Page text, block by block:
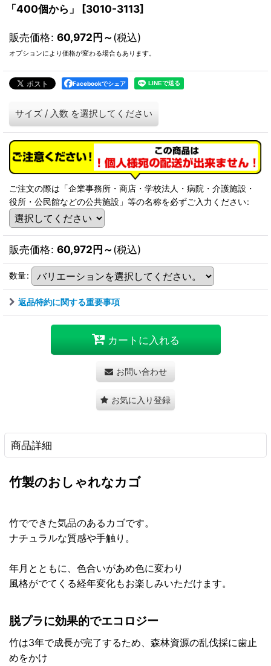
「400個から」
[3010-3113]
販売価格: 60,972円～(税込)
オプションにより価格が変わる場合もあります。
Facebookでシェア
サイズ / 入数 を選択してください
ご注文の際は「企業事務所・商店・学校法人・病院・介護施設・
役所・公民館などの公共施設」等の名称を必ずご入力ください:
販売価格: 60,972円～(税込)
数量:
返品特約に関する重要事項
カートに入れる
お問い合わせ
お気に入り登録
商品詳細
竹製のおしゃれなカゴ
竹でできた気品のあるカゴです。
ナチュラルな質感や手触り。
年月とともに、色合いがあめ色に変わり
風格がでてくる経年変化もお楽しみいただけます。
脱プラに効果的でエコロジー
竹は3年で成長が完了するため、森林資源の乱伐採に歯止
めをかけ